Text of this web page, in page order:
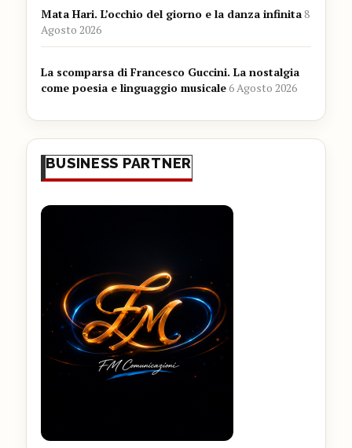
Mata Hari. L’occhio del giorno e la danza infinita8
Agosto 2026
La scomparsa di Francesco Guccini. La nostalgia
come poesia e linguaggio musicale6 Agosto 2026
BUSINESS PARTNER